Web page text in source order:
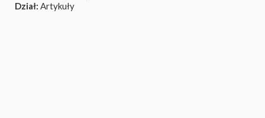
Dział: Artykuły